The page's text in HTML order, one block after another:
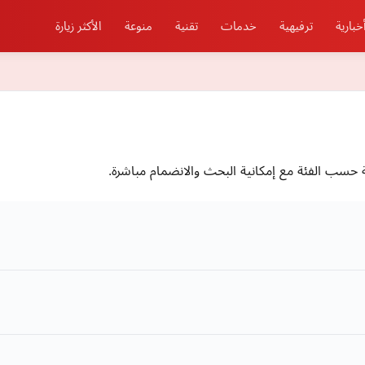
أخبارية ترفيهية خدمات تقنية منوعة الأكثر زيارة
الفئة مع إمكانية البحث والانضمام مباشرة.